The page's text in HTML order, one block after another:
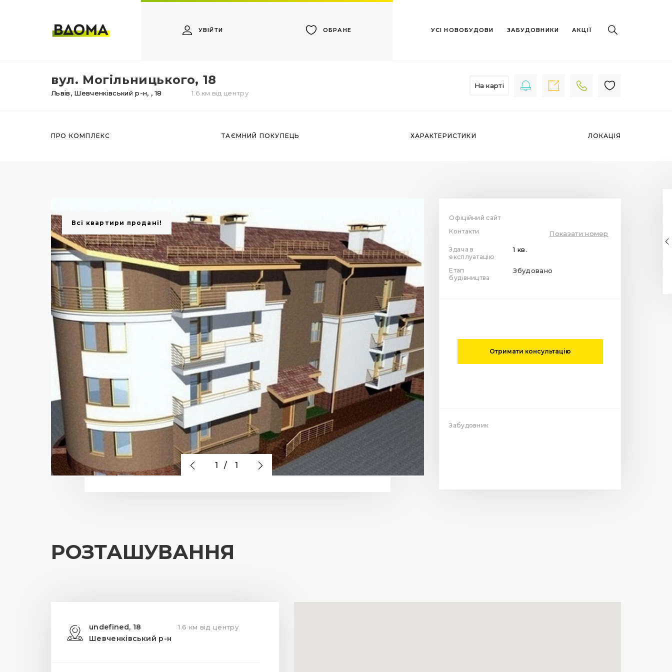
УВІЙТИ ОБРАНЕ УСІ НОВОБУДОВИ ЗАБУДОВНИКИ АКЦІЇ
вул. Могільницького, 18
Львів, Шевченківський р-н, , 18 1.6 км від центру
На карті
ПРО КОМПЛЕКС ТАЄМНИЙ ПОКУПЕЦЬ ХАРАКТЕРИСТИКИ ЛОКАЦІЯ
1 / 1
Всі квартири продані!
Офіційний сайт
Контакти
Показати номер
Здача в
експлуатацію
1 кв.
Етап
будівництва
Збудовано
Отримати консультацію
Забудовник
РОЗТАШУВАННЯ
undefined, 18
Шевченківський р-н
1.6 км від центру